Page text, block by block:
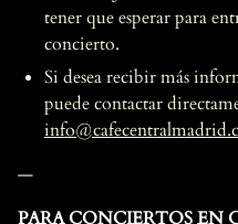
tener que esperar para
concierto.
Si desea recibir más
puede contactar
—
PARA CONCIERTOS EN